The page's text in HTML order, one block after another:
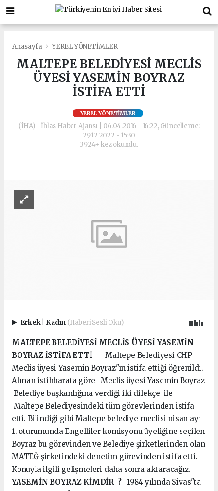
Anasayfa YEREL YÖNETİMLER
MALTEPE BELEDİYESİ MECLİS
ÜYESİ YASEMİN BOYRAZ
İSTİFA ETTİ
YEREL YÖNETİMLER
(İHA) - İhlas Haber Ajansı | 06.04.2016 - 16:22, Güncelleme:
29.12.2022 - 15:30
3924+ kez okundu.
Erkek Kadın (Haberi Sesli Oku)
MALTEPE BELEDİYESİ MECLİS ÜYESİ YASEMİN
BOYRAZ İSTİFA ETTİMaltepe Belediyesi CHP
Meclis üyesi Yasemin Boyraz"ın istifa ettiği öğrenildi.
Alınan istihbarata göre Meclis üyesi Yasemin Boyraz
Belediye başkanlığına verdiği iki dilekçe ile
Maltepe Belediyesindeki tüm görevlerinden istifa
etti. Bilindiği gibi Maltepe belediye meclisi nisan ayı
1. oturumunda Engelliler komisyonu üyeliğine seçilen
Boyraz bu görevinden ve Belediye şirketlerinden olan
MATEĞ şirketindeki denetim görevinden istifa etti.
Konuyla ilgili gelişmeleri daha sonra aktaracağız.
YASEMİN BOYRAZ KİMDİR ?1984 yılında Sivas"ta